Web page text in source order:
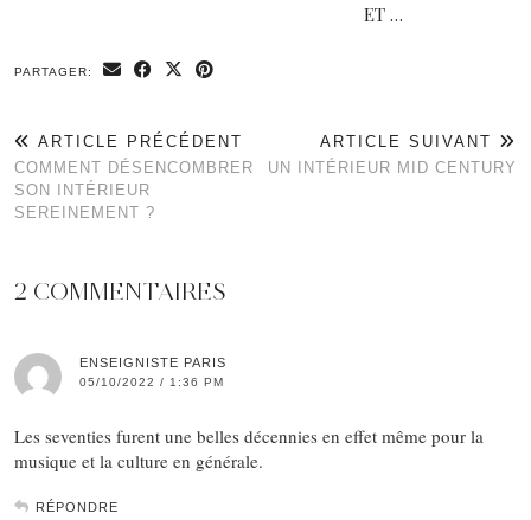
ET …
PARTAGER:
ARTICLE PRÉCÉDENT
COMMENT DÉSENCOMBRER
SON INTÉRIEUR
SEREINEMENT ?
ARTICLE SUIVANT
UN INTÉRIEUR MID CENTURY
2 COMMENTAIRES
ENSEIGNISTE PARIS
05/10/2022 / 1:36 PM
Les seventies furent une belles décennies en effet même pour la
musique et la culture en générale.
RÉPONDRE